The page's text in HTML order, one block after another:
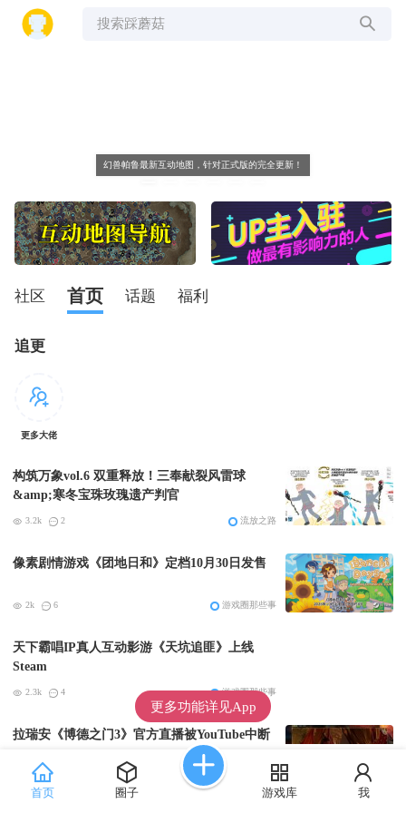
搜索踩蘑菇
幻兽帕鲁最新互动地图，针对正式版的完全更新！
社区 首页 话题 福利
追更
更多大佬
构筑万象vol.6 双重释放！三奉献裂风雷球
&amp;寒冬宝珠玫瑰遗产判官
3.2k 2 流放之路
像素剧情游戏《团地日和》定档10月30日发售
2k 6 游戏圈那些事
天下霸唱IP真人互动影游《天坑追匪》上线
Steam
2.3k 4 游戏圈那些事
拉瑞安《博德之门3》官方直播被YouTube中断
2.8k 游戏圈那些事
首页 圈子 游戏库 我
更多功能详见App